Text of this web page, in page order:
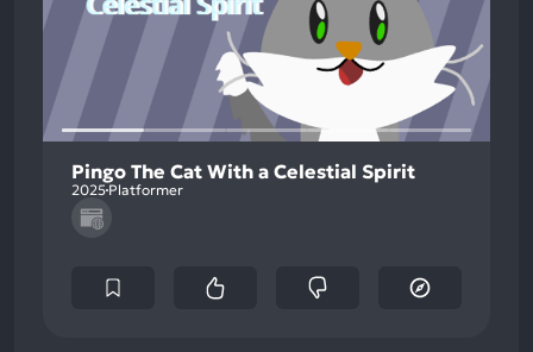
Pingo The Cat With a Celestial Spirit
2025 Platformer